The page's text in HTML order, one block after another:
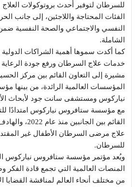
للسرطان لتوفير أحدث بروتوكولات
الفئات المحتاجة واللاجئين، إلى جانب
النفسي والاجتماعي والصحة النفسية
الشاملة.
كما أكدت سموها أهمية الشراكات
خدمات علاج السرطان ورفع جودة
مشيرة إلى التعاون القائم بين مركز
المؤسسات العالمية الرائدة، من بينها
نياركوس ومستشفى سانت جود لأبحاث
مع مؤسسة ستافروس نياركوس امتدادًا
القائم بين
علاج مرضى السرطان الأطفال غير
للسرطان.
ويُعد مؤتمر مؤسسة ستافروس نياركوس
المنصات العالمية التي تجمع قادة الفكر
من مختلف أنحاء العالم لمناقشة القضايا